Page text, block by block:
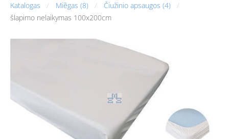
Katalogas Miẽgas (8)
Čiužinio apsaugos (4)
šlapimo nelaikymas 100x200cm